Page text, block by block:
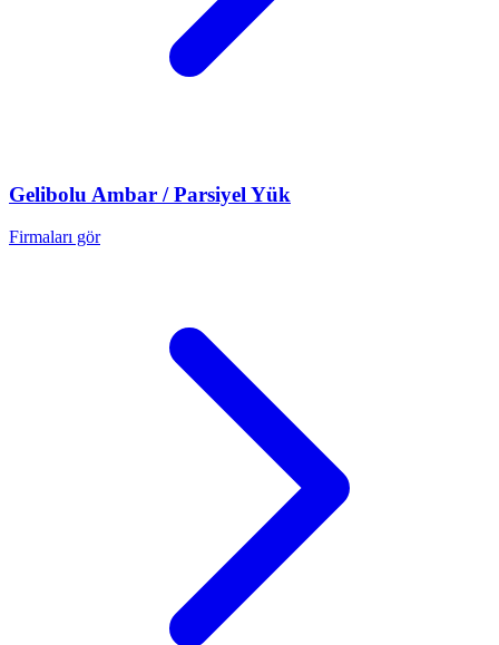
Gelibolu Ambar / Parsiyel Yük
Firmaları gör